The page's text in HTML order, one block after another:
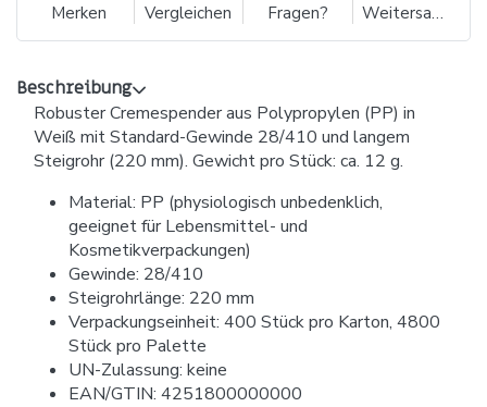
Merken Vergleichen Fragen? Weitersagen
Beschreibung
Robuster Cremespender aus Polypropylen (PP) in
Weiß mit Standard-Gewinde 28/410 und langem
Steigrohr (220 mm). Gewicht pro Stück: ca. 12 g.
Material: PP (physiologisch unbedenklich,
geeignet für Lebensmittel- und
Kosmetikverpackungen)
Gewinde: 28/410
Steigrohrlänge: 220 mm
Verpackungseinheit: 400 Stück pro Karton, 4800
Stück pro Palette
UN-Zulassung: keine
EAN/GTIN: 4251800000000